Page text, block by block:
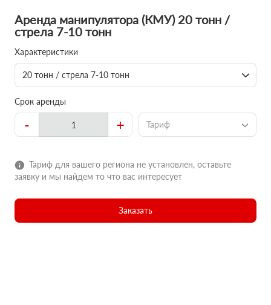
Аренда манипулятора (КМУ) 20 тонн /
стрела 7-10 тонн
Характеристики
20 тонн / стрела 7-10 тонн
Срок аренды
- + Тариф
Тариф для вашего региона не установлен, оставьте
заявку и мы найдем то что вас интересует
Заказать